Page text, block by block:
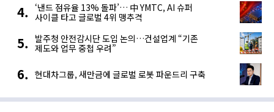
‘낸드 점유율 13% 돌파’… 中 YMTC, AI 슈퍼
사이클 타고 글로벌 4위 맹추격
발주청 안전감시단 도입 논의…건설업계 “기존
제도와 업무 중첩 우려”
현대차그룹, 새만금에 글로벌 로봇 파운드리 구축